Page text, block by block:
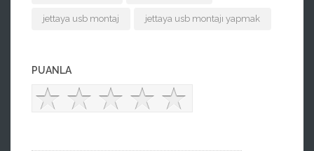
jettaya usb montaj jettaya usb montajı yapmak
PUANLA